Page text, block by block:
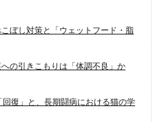
ぼし対策と「ウェットフード・脂
の引きこもりは「体調不良」か
復」と、長期闘病における猫の学